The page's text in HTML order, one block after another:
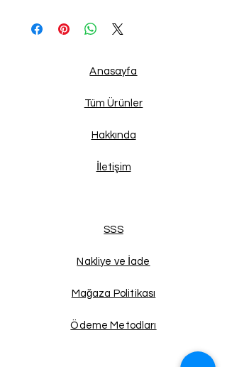
Anasayfa
Tüm Ürünler
Hakkında
İletişim
SSS
Nakliye ve İade
Mağaza Politikası
Ödeme Metodları